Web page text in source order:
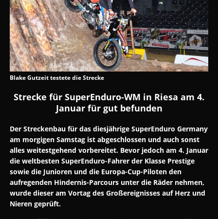
Blake Gutzeit testete die Strecke
Strecke für SuperEnduro-WM in Riesa am 4.
Januar für gut befunden
Der Streckenbau für das diesjährige SuperEnduro Germany
am morgigen Samstag ist abgeschlossen und auch sonst
alles weitestgehend vorbereitet. Bevor jedoch am 4. Januar
die weltbesten SuperEnduro-Fahrer der Klasse Prestige
sowie die Junioren und die Europa-Cup-Piloten den
aufregenden Hindernis-Parcours unter die Räder nehmen,
wurde dieser am Vortag des Großereignisses auf Herz und
Nieren geprüft.